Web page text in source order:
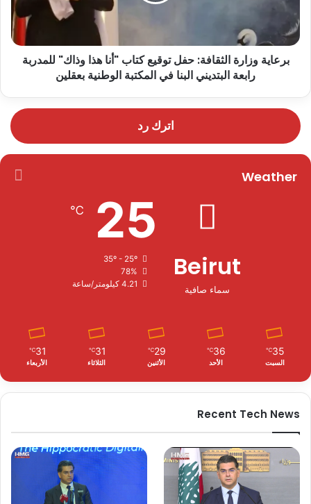
برعاية وزارة الثقافة: حفل توقيع كتاب "أنا هذا وذاك" للمدربة
رابعة البتديني البنا في المكتبة الوطنية بعقلين
اترك رد
Weather
Beirut
سماء صافية
25
℃
78%
4.21 كيلومتر/ساعة
35
℃
السبت
36
℃
الأحد
29
℃
الأثنين
31
℃
الثلاثاء
31
℃
الأربعاء
Recent Tech News